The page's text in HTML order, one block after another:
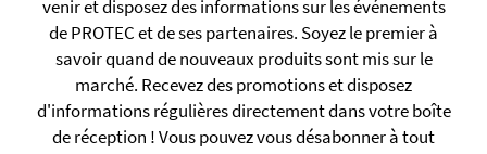
venir et disposez des informations sur les événements
de PROTEC et de ses partenaires. Soyez le premier à
savoir quand de nouveaux produits sont mis sur le
marché. Recevez des promotions et disposez
d'informations régulières directement dans votre boîte
de réception ! Vous pouvez vous désabonner à tout